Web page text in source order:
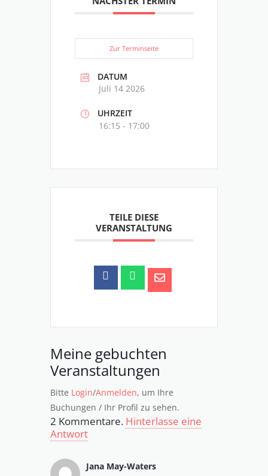
Zur Terminseite
DATUM
Juli 14 2026
UHRZEIT
16:15 - 17:00
TEILE DIESE
VERANSTALTUNG
Meine gebuchten
Veranstaltungen
Bitte Login/Anmelden, um Ihre
Buchungen / Ihr Profil zu sehen.
2 Kommentare. Hinterlasse eine
Antwort
Jana May-Waters